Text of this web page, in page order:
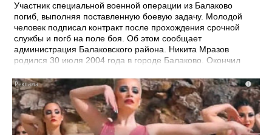
Участник специальной военной операции из Балаково
погиб, выполняя поставленную боевую задачу. Молодой
человек подписал контракт после прохождения срочной
службы и погб на поле боя. Об этом сообщает
администрация Балаковского района. Никита Мразов
родился 30 июля 2004 года в городе Балаково. Окончил
ремонту строительных машин, электросварщик. Погиб 14
июля 2026 года при выполнении специальных задач. ДО
своего 22-го дня рождения он не дожил двух недель. -
Выражаю соболезнования родным и близким Никиты
Андреевича. Наш земляк проявил несгибаемую храбрость и
i